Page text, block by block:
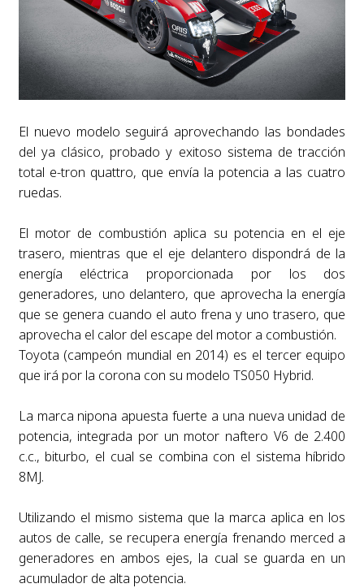
El nuevo modelo seguirá aprovechando las bondades
del ya clásico, probado y exitoso sistema de tracción
total e-tron quattro, que envía la potencia a las cuatro
ruedas.
El motor de combustión aplica su potencia en el eje
trasero, mientras que el eje delantero dispondrá de la
energía eléctrica proporcionada por los dos
generadores, uno delantero, que aprovecha la energía
que se genera cuando el auto frena y uno trasero, que
aprovecha el calor del escape del motor a combustión.
Toyota (campeón mundial en 2014) es el tercer equipo
que irá por la corona con su modelo TS050 Hybrid.
La marca nipona apuesta fuerte a una nueva unidad de
potencia, integrada por un motor naftero V6 de 2.400
c.c., biturbo, el cual se combina con el sistema híbrido
8MJ.
Utilizando el mismo sistema que la marca aplica en los
autos de calle, se recupera energía frenando merced a
generadores en ambos ejes, la cual se guarda en un
acumulador de alta potencia.